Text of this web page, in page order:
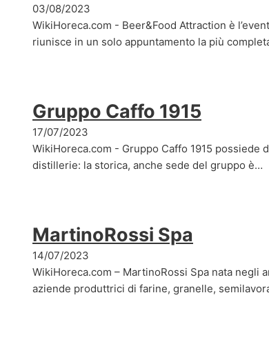
03/08/2023
WikiHoreca.com - Beer&Food Attraction è
riunisce in un solo appuntamento la più
Gruppo Caffo 1915
17/07/2023
WikiHoreca.com - Gruppo Caffo 1915
distillerie: la storica, anche sede del gruppo è…
MartinoRossi Spa
14/07/2023
WikiHoreca.com – MartinoRossi Spa nata negli
aziende produttrici di farine, granelle,